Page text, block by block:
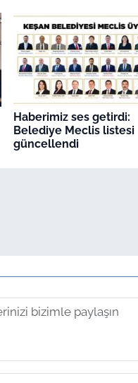
Haberimiz ses getirdi:
Belediye Meclis listesi
güncellendi